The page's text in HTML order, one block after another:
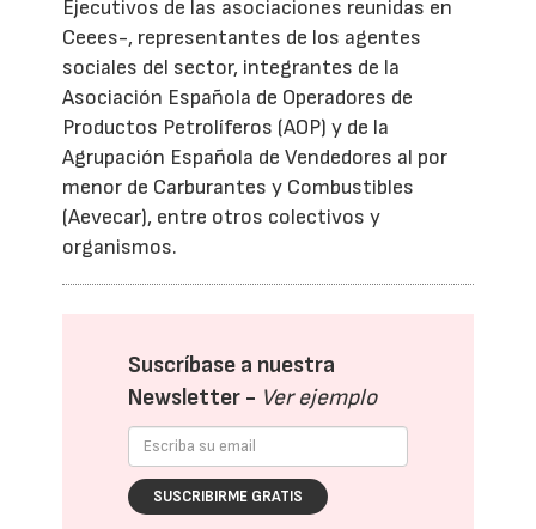
Ejecutivos de las asociaciones reunidas en
Ceees-, representantes de los agentes
sociales del sector, integrantes de la
Asociación Española de Operadores de
Productos Petrolíferos (AOP) y de la
Agrupación Española de Vendedores al por
menor de Carburantes y Combustibles
(Aevecar), entre otros colectivos y
organismos.
Suscríbase a nuestra
Newsletter - Ver ejemplo
SUSCRIBIRME GRATIS